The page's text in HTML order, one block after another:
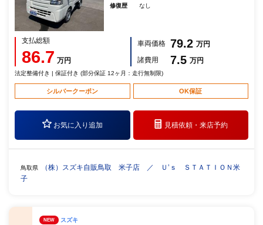
修復歴
なし
支払総額
86.7 万円
車両価格 79.2 万円
諸費用
7.5 万円
法定整備付き | 保証付き (部分保証 12ヶ月：走行無制限)
シルバークーポン OK保証
お気に入り追加 見積依頼・来店予約
鳥取県
（株）スズキ自販鳥取 米子店 ／ Ｕ’ｓ ＳＴＡＴＩＯＮ米
子
NEW スズキ